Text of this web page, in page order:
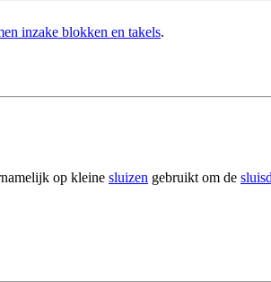
inzake blokken en takels.
op kleine sluizen gebruikt om de